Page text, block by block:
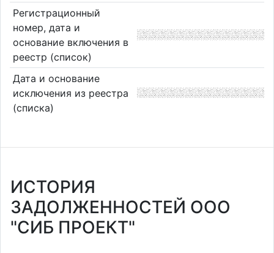
Регистрационный
номер, дата и
основание включения в
реестр (список)
Дата и основание
исключения из реестра
(списка)
ИСТОРИЯ
ЗАДОЛЖЕННОСТЕЙ ООО
"СИБ ПРОЕКТ"